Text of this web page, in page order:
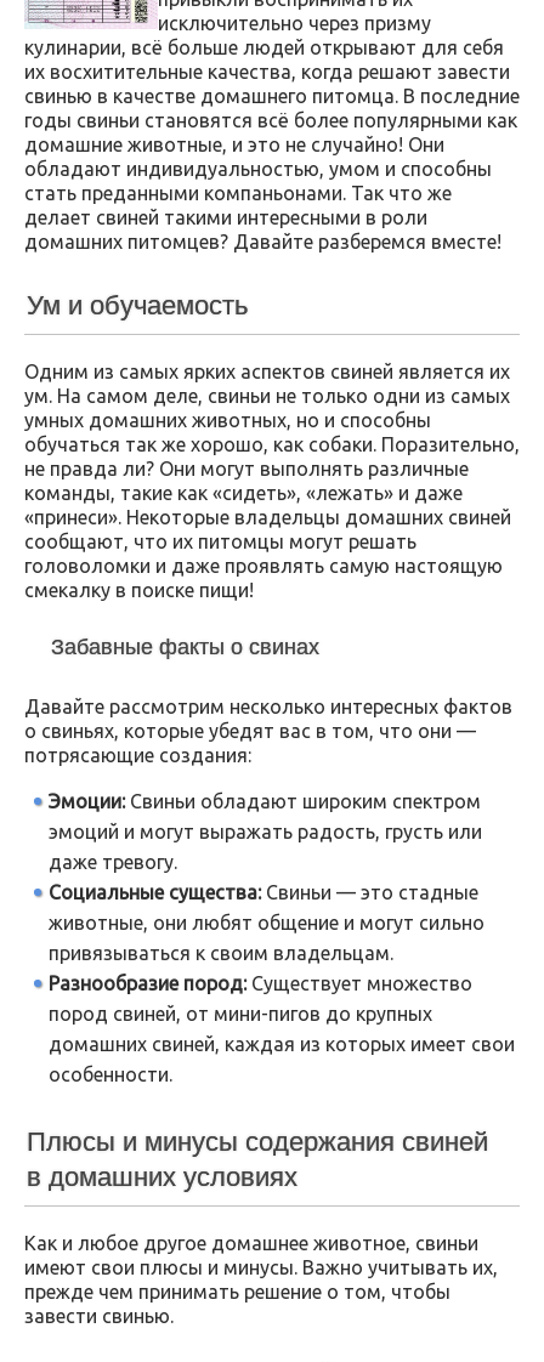
исключительно через призму
кулинарии, всё больше людей открывают для себя
их восхитительные качества, когда решают завести
свинью в качестве домашнего питомца. В последние
годы свиньи становятся всё более популярными как
домашние животные, и это не случайно! Они
обладают индивидуальностью, умом и способны
стать преданными компаньонами. Так что же
делает свиней такими интересными в роли
домашних питомцев? Давайте разберемся вместе!
Ум и обучаемость
Одним из самых ярких аспектов свиней является их
ум. На самом деле, свиньи не только одни из самых
умных домашних животных, но и способны
обучаться так же хорошо, как собаки. Поразительно,
не правда ли? Они могут выполнять различные
команды, такие как «сидеть», «лежать» и даже
«принеси». Некоторые владельцы домашних свиней
сообщают, что их питомцы могут решать
головоломки и даже проявлять самую настоящую
смекалку в поиске пищи!
Забавные факты о свинах
Давайте рассмотрим несколько интересных фактов
о свиньях, которые убедят вас в том, что они —
потрясающие создания:
Эмоции:Свиньи обладают широким спектром
эмоций и могут выражать радость, грусть или
даже тревогу.
Социальные существа:Свиньи — это стадные
животные, они любят общение и могут сильно
привязываться к своим владельцам.
Разнообразие пород:Существует множество
пород свиней, от мини-пигов до крупных
домашних свиней, каждая из которых имеет свои
особенности.
Плюсы и минусы содержания свиней
в домашних условиях
Как и любое другое домашнее животное, свиньи
имеют свои плюсы и минусы. Важно учитывать их,
прежде чем принимать решение о том, чтобы
завести свинью.